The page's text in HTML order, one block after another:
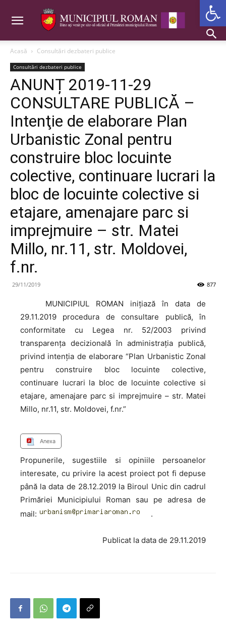
Acasă Consultări dezbateri publice
Consultări dezbateri publice
ANUNȚ 2019-11-29
CONSULTARE PUBLICĂ –
Intenţie de elaborare Plan
Urbanistic Zonal pentru
construire bloc locuinte
colective, continuare lucrari la
bloc de locuinte colective si
etajare, amenajare parc si
imprejmuire – str. Matei
Millo, nr.11, str. Moldovei,
f.nr.
29/11/2019 877
MUNICIPIUL ROMAN inițiază în data de
29.11.2019 procedura de consultare publică, în
conformitate cu Legea nr. 52/2003 privind
transparența decizională în administrația publică,
privind intenţia de elaborare “Plan Urbanistic Zonal
pentru construire bloc locuinte colective,
continuare lucrari la bloc de locuinte colective si
etajare, amenajare parc si imprejmuire – str. Matei
Millo, nr.11, str. Moldovei, f.nr.”
Anexa
Propunerile, sugestiile si opiniile persoanelor
interesate, cu privire la acest proiect pot fi depuse
până la data de 28.12.2019 la Biroul Unic din cadrul
Primăriei Municipiului Roman sau pe adresa de
mail:
.
Publicat la data de 29.11.2019